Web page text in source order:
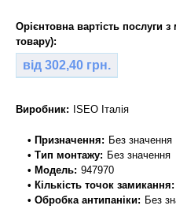
Орієнтовна вартість послуги
товару):
від 302,40 грн.
Виробник: ISEO Італія
• Призначення: Без значення
• Тип монтажу: Без значення
• Модель: 947970
• Кількість точок замикання:
• Обробка антипаніки: Без